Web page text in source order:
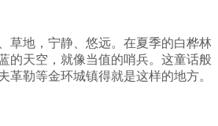
草地，宁静、悠远。在夏季的白桦林
的天空，就像当值的哨兵。这童话般
勒等金环城镇得就是这样的地方。